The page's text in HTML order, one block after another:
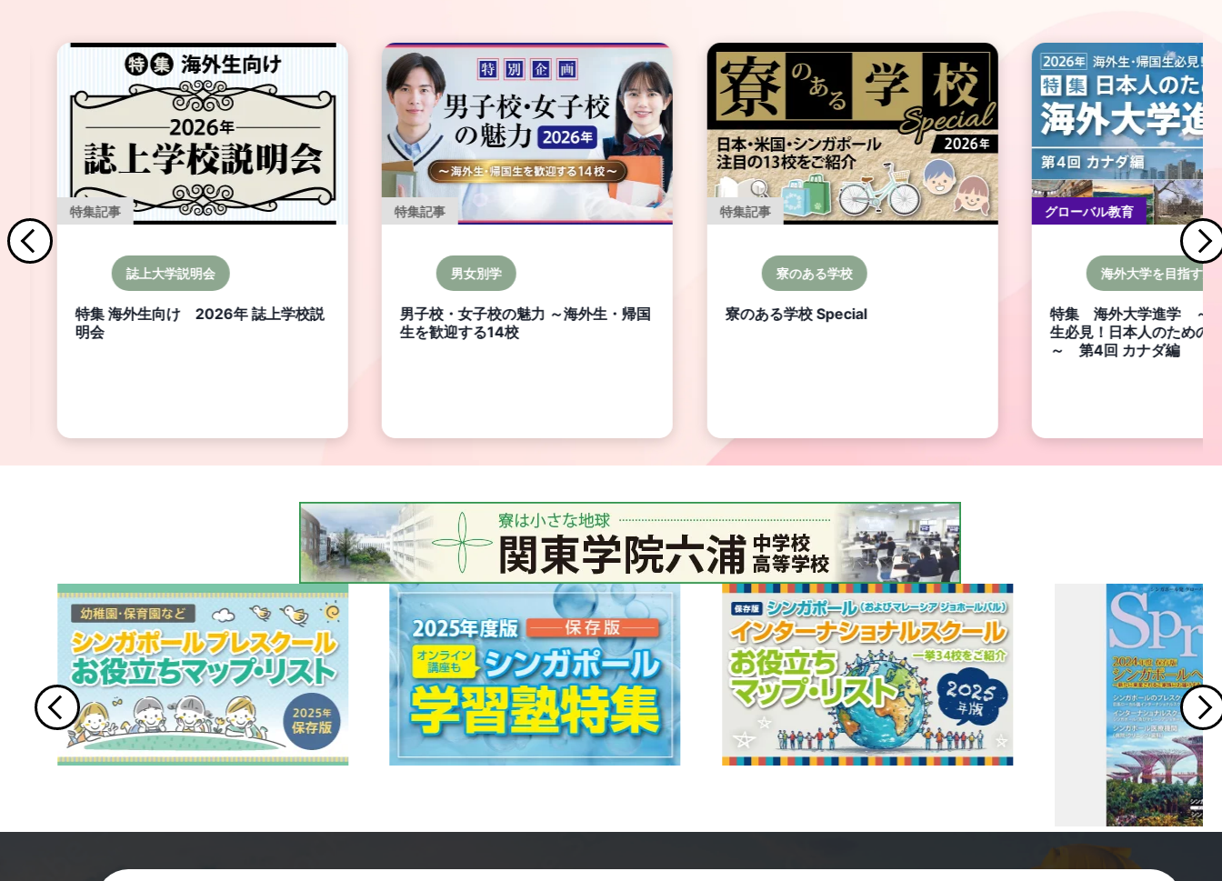
特集記事
誌上大学説明会
特集 海外生向け 2026年 誌上学校説
明会
特集記事
男女別学
男子校・女子校の魅力 ～海外生・帰国
生を歓迎する14校
特集記事
寮のある学校
寮のある学校 Special
グローバル教育
海外大学を目指す方
特集 海外大学進学 ～
生必見！日本人のための
～ 第4回 カナダ編